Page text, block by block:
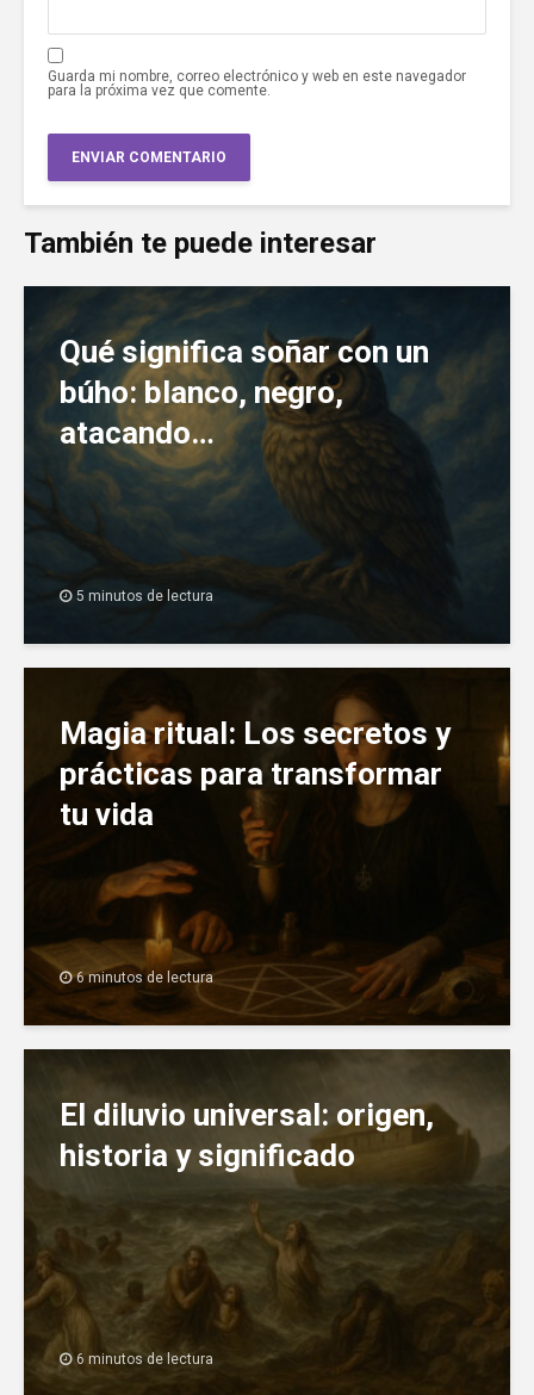
Guarda mi nombre, correo electrónico y web en este navegador
para la próxima vez que comente.
También te puede interesar
Qué significa soñar con un
búho: blanco, negro,
atacando…
5 minutos de lectura
Magia ritual: Los secretos y
prácticas para transformar
tu vida
6 minutos de lectura
El diluvio universal: origen,
historia y significado
6 minutos de lectura